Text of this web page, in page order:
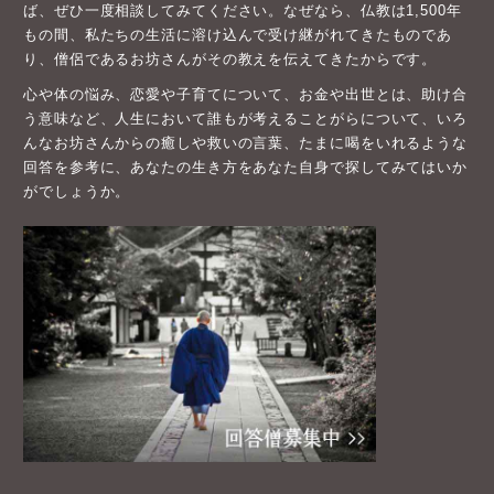
ば、ぜひ一度相談してみてください。なぜなら、仏教は1,500年
もの間、私たちの生活に溶け込んで受け継がれてきたものであ
り、僧侶であるお坊さんがその教えを伝えてきたからです。
心や体の悩み、恋愛や子育てについて、お金や出世とは、助け合
う意味など、人生において誰もが考えることがらについて、いろ
んなお坊さんからの癒しや救いの言葉、たまに喝をいれるような
回答を参考に、あなたの生き方をあなた自身で探してみてはいか
がでしょうか。